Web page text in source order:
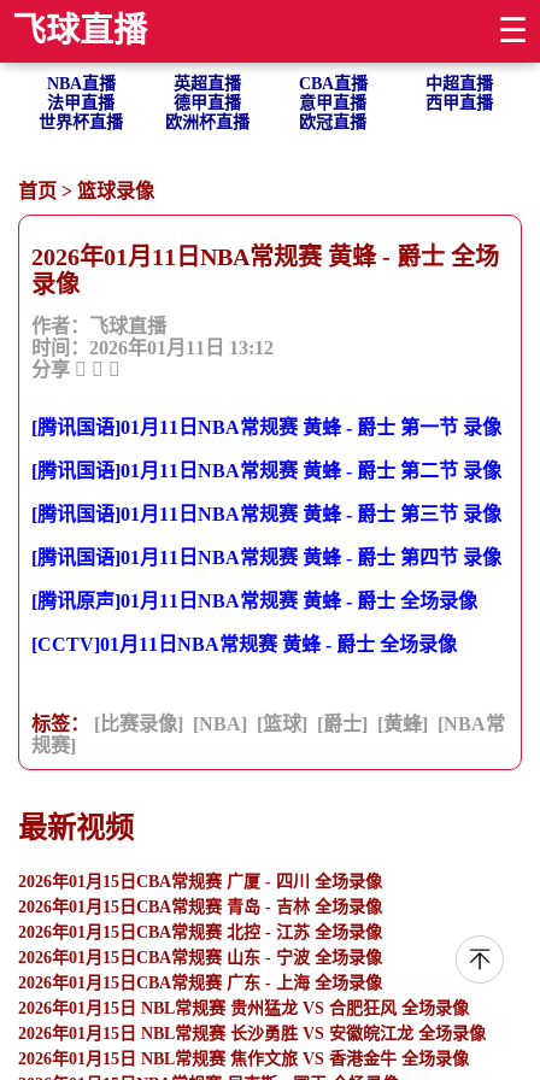
飞球直播 ☰
NBA直播 英超直播 CBA直播
中超直播
法甲直播
德甲直播 意甲直播
西甲直播
世界杯直播
欧洲杯直播 欧冠直播
首页 > 篮球录像
2026年01月11日NBA常规赛 黄蜂 - 爵士 全场
录像
作者：飞球直播
时间：2026年01月11日 13:12
分享
[腾讯国语]01月11日NBA常规赛 黄蜂 - 爵士 第一节 录像
[腾讯国语]01月11日NBA常规赛 黄蜂 - 爵士 第二节 录像
[腾讯国语]01月11日NBA常规赛 黄蜂 - 爵士 第三节 录像
[腾讯国语]01月11日NBA常规赛 黄蜂 - 爵士 第四节 录像
[腾讯原声]01月11日NBA常规赛 黄蜂 - 爵士 全场录像
[CCTV]01月11日NBA常规赛 黄蜂 - 爵士 全场录像
标签： [比赛录像] [NBA] [篮球] [爵士] [黄蜂] [NBA常
规赛]
最新视频
2026年01月15日CBA常规赛 广厦 - 四川 全场录像
2026年01月15日CBA常规赛 青岛 - 吉林 全场录像
2026年01月15日CBA常规赛 北控 - 江苏 全场录像
2026年01月15日CBA常规赛 山东 - 宁波 全场录像
2026年01月15日CBA常规赛 广东 - 上海 全场录像
2026年01月15日 NBL常规赛 贵州猛龙 VS 合肥狂风 全场录像
2026年01月15日 NBL常规赛 长沙勇胜 VS 安徽皖江龙 全场录像
2026年01月15日 NBL常规赛 焦作文旅 VS 香港金牛 全场录像